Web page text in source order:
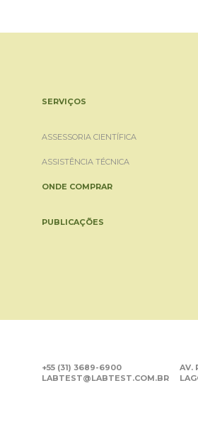
SERVIÇOS
ASSESSORIA CIENTÍFICA
ASSISTÊNCIA TÉCNICA
ONDE COMPRAR
PUBLICAÇÕES
+55 (31) 3689-6900
LABTEST@LABTEST.COM.BR
AV.